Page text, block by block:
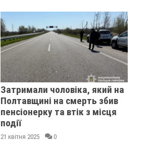
Затримали чоловіка, який на
Полтавщині на смерть збив
пенсіонерку та втік з місця
події
21 квітня 2025 0